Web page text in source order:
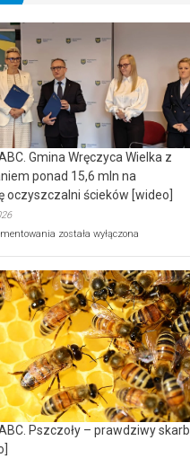
Gmina Wręczyca Wielka z
ponad 15,6 mln na
oczyszczalni ścieków [wideo]
Ekologiczne
Wręczyca
Wielka
z
dofinansowaniem
ponad
15,6
mln
na
modernizację
oczyszczalni
ścieków
[wideo]
została wyłączona
Pszczoły – prawdziwy skarb